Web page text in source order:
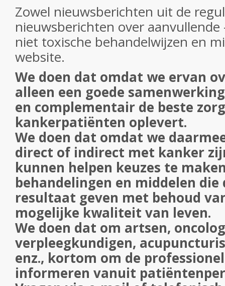
Zowel nieuwsberichten uit de
nieuwsberichten over
niet toxische behandelwijzen en
website.
We doen dat omdat we ervan
alleen een goede
en complementair de beste
kankerpatiënten oplevert.
We doen dat omdat we
direct of indirect met kanker
kunnen helpen keuzes te
behandelingen en middelen die
resultaat geven met behoud
mogelijke kwaliteit van leven.
We doen dat om artsen,
verpleegkundigen,
enz., kortom om de
informeren vanuit